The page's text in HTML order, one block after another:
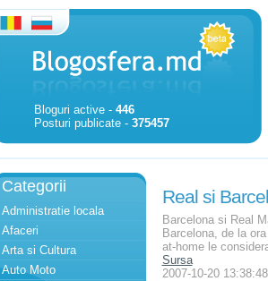
Bloguri active - 446
Posturi publicate - 375457
Categorii
Administratie locala
Afaceri
Arta si Cultura
Auto Moto
Real si
Barcelona si Real
Barcelona, de la
at-home le
Sursa
2007-10-20 13:38:48